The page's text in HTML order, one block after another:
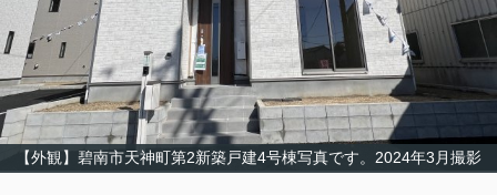
【外観】碧南市天神町第2新築戸建4号棟写真です。2024年3月撮影